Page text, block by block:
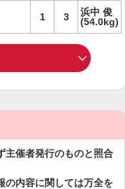
1 3
浜中 俊
(54.0kg)
主催者発行のものと照合
の内容に関しては万全を